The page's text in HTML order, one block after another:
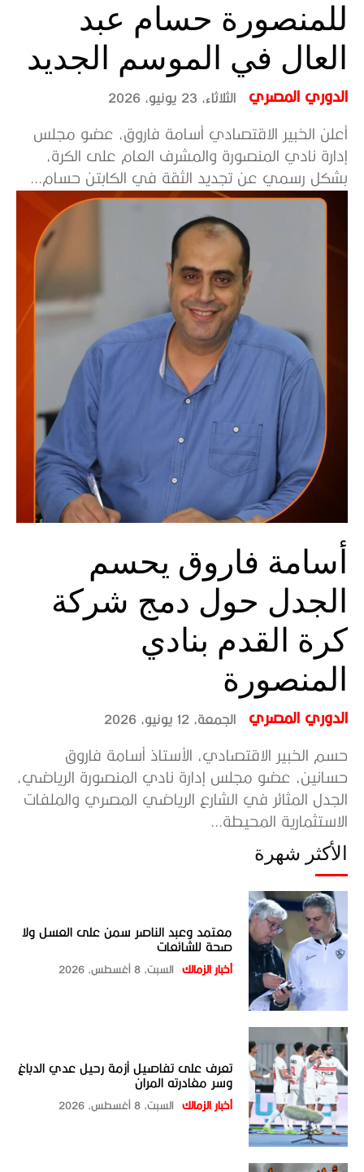
للمنصورة حسام عبد
العال في الموسم الجديد
الدوري المصري الثلاثاء، 23 يونيو، 2026
أعلن الخبير الاقتصادي أسامة فاروق، عضو مجلس
إدارة نادي المنصورة والمشرف العام على الكرة،
بشكل رسمي عن تجديد الثقة في الكابتن حسام...
أسامة فاروق يحسم
الجدل حول دمج شركة
كرة القدم بنادي
المنصورة
الدوري المصري الجمعة، 12 يونيو، 2026
حسم الخبير الاقتصادي، الأستاذ أسامة فاروق
حسانين، عضو مجلس إدارة نادي المنصورة الرياضي،
الجدل المثائر في الشارع الرياضي المصري والملفات
الاستثمارية المحيطة...
الأكثر شهرة
معتمد وعبد الناصر سمن على العسل ولا
صحة للشائعات
أخبار الزمالك السبت، 8 أغسطس، 2026
تعرف على تفاصيل أزمة رحيل عدي الدباغ
وسر مغادرته المران
أخبار الزمالك السبت، 8 أغسطس، 2026